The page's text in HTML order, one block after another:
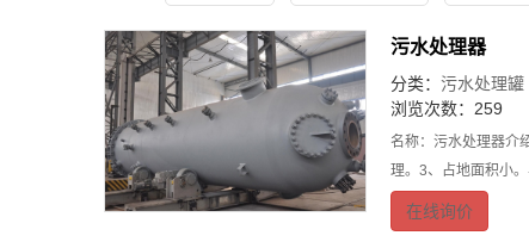
污水处理器
分类： 污水处理罐
浏览次数：259
名称：污水处理器介
理。3、占地面积小
在线询价